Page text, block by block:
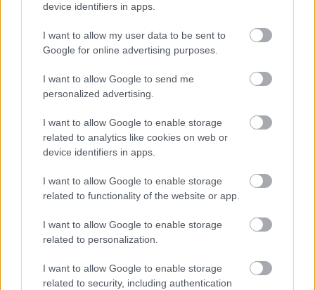
device identifiers in apps.
I want to allow my user data to be sent to
Google for online advertising purposes.
I want to allow Google to send me
personalized advertising.
I want to allow Google to enable storage
related to analytics like cookies on web or
device identifiers in apps.
I want to allow Google to enable storage
related to functionality of the website or app.
I want to allow Google to enable storage
related to personalization.
I want to allow Google to enable storage
related to security, including authentication
*
Consenso al
trattamento dati
personali *